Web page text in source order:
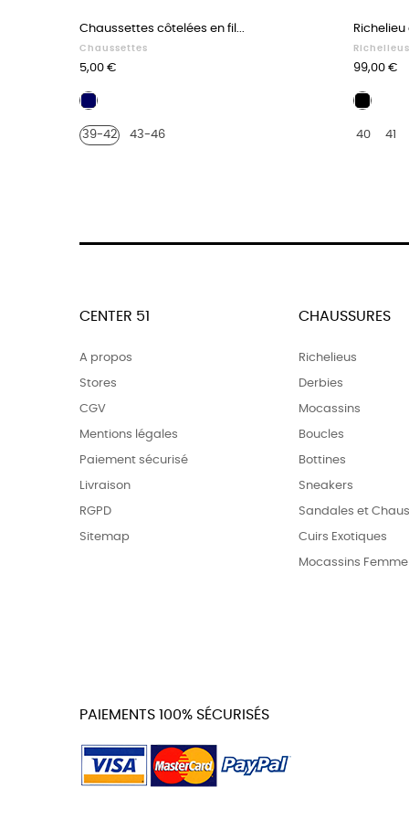
Chaussettes côtelées en fil...
Chaussettes
Prix
5,00 €
Bleu
39-42
43-46
Richelieus
Prix
99,00 €
Cuir
40
41
CENTER 51
A propos
Stores
CGV
Mentions légales
Paiement sécurisé
Livraison
RGPD
Sitemap
CHAUSSURES
Richelieus
Derbies
Mocassins
Boucles
Bottines
Sneakers
Sandales et
Cuirs Exotiques
Mocassins Femme
PAIEMENTS 100% SÉCURISÉS